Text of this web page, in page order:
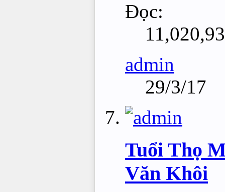
Đọc:
admin
29/3/17
Tuổi Thọ
Văn Khôi